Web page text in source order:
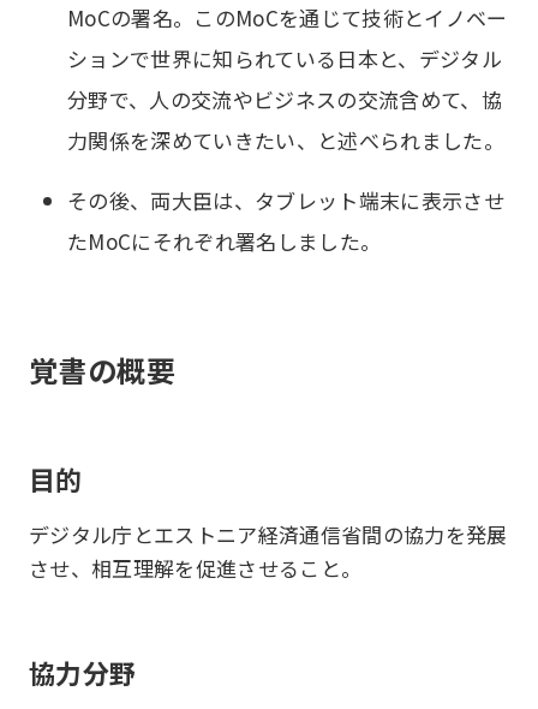
MoCの署名。このMoCを通じて技術とイノベー
ションで世界に知られている日本と、デジタル
分野で、人の交流やビジネスの交流含めて、協
力関係を深めていきたい、と述べられました。
その後、両大臣は、タブレット端末に表示させ
たMoCにそれぞれ署名しました。
覚書の概要
目的
デジタル庁とエストニア経済通信省間の協力を発展
させ、相互理解を促進させること。
協力分野